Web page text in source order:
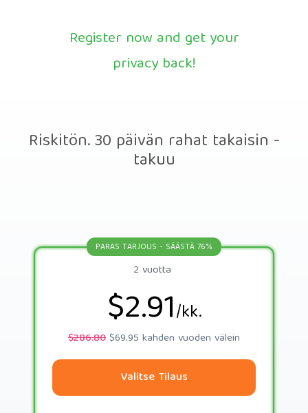
Register now and get your
privacy back!
Riskitön. 30 päivän rahat takaisin -
takuu
PARAS TARJOUS - SÄÄSTÄ 76%
2 vuotta
$2.91/kk.
$286.80$69.95 kahden vuoden välein
Valitse Tilaus